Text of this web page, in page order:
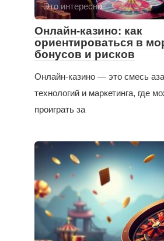
Это интересно
Онлайн-казино: как
ориентироваться в
бонусов и рисков
Онлайн-казино — это смесь
технологий и маркетинга, где
проиграть за